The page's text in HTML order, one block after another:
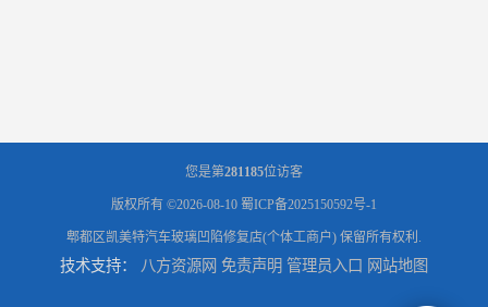
您是第281185位访客
版权所有 ©2026-08-10 蜀ICP备2025150592号-1
郫都区凯美特汽车玻璃凹陷修复店(个体工商户) 保留所有权利.
技术支持： 八方资源网 免责声明 管理员入口 网站地图